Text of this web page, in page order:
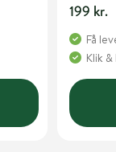
199 kr.
Få
Klik